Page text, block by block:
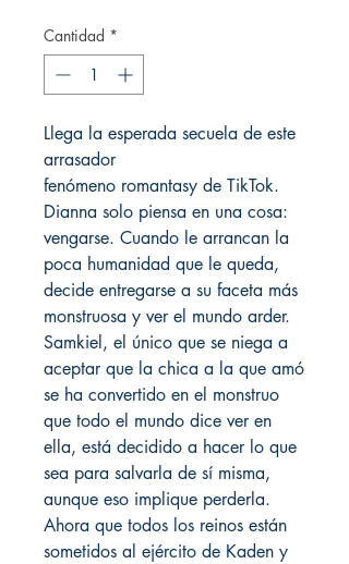
Cantidad *
Llega la esperada secuela de este
arrasador
fenómeno romantasy de TikTok.
Dianna solo piensa en una cosa:
vengarse. Cuando le arrancan la
poca humanidad que le queda,
decide entregarse a su faceta más
monstruosa y ver el mundo arder.
Samkiel, el único que se niega a
aceptar que la chica a la que amó
se ha convertido en el monstruo
que todo el mundo dice ver en
ella, está decidido a hacer lo que
sea para salvarla de sí misma,
aunque eso implique perderla.
Ahora que todos los reinos están
sometidos al ejército de Kaden y